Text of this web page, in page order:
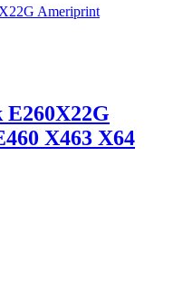
X463 X64